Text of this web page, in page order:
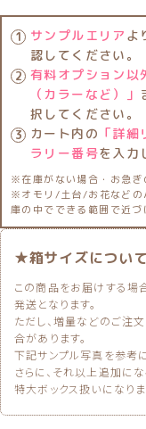
サンプルエリア よ
認してください。
有料オプション以
（カラーなど）」
択してください。
カート内の 「詳
ラリー番号を入力
※在庫がない場合・お急ぎ
※オモリ/土台/お花などの
庫の中でできる範囲で近づ
★箱サイズについ
この商品をお届けする場
発送となります。
ただし、増量などのご注
合があります。
下記サンプル写真を参考に
さらに、それ以上追加に
特大ボックス扱いになりま